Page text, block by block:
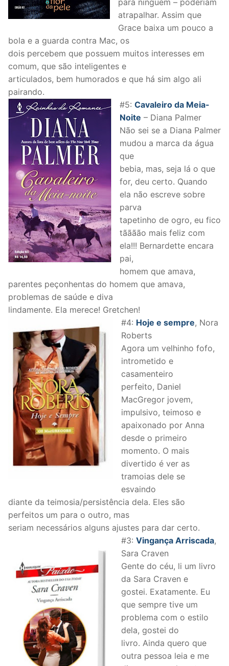
atrapalhar. Assim que
Grace baixa um pouco a
bola e a guarda contra Mac, os
dois percebem que possuem muitos interesses em
comum, que são inteligentes e
articulados, bem humorados e que há sim algo ali
pairando.
#5: Cavaleiro da Meia-
Noite – Diana Palmer
Não sei se a Diana Palmer
mudou a marca da água
que
bebia, mas, seja lá o que
for, deu certo. Quando
ela não escreve sobre
parva
tapetinho de ogro, eu fico
tãããão mais feliz com
ela!!! Bernardette encara
pai,
homem que amava,
parentes peçonhentas do homem que amava,
problemas de saúde e diva
lindamente. Ela merece! Gretchen!
#4: Hoje e sempre, Nora
Roberts
Agora um velhinho fofo,
intrometido e
casamenteiro
perfeito, Daniel
MacGregor jovem,
impulsivo, teimoso e
apaixonado por Anna
desde o primeiro
momento. O mais
divertido é ver as
tramoias dele se
esvaindo
diante da teimosia/persistência dela. Eles são
perfeitos um para o outro, mas
seriam necessários alguns ajustes para dar certo.
#3: Vingança Arriscada,
Sara Craven
Gente do céu, li um livro
da Sara Craven e
gostei. Exatamente. Eu
que sempre tive um
problema com o estilo
dela, gostei do
livro. Ainda quero que
outra pessoa leia e me